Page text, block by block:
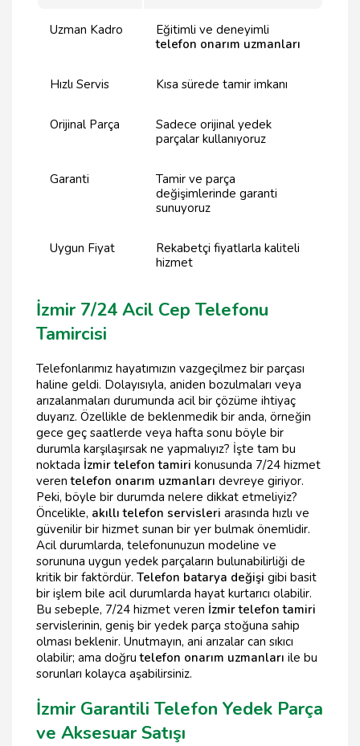
Uzman Kadro
Eğitimli ve deneyimli
telefon onarım uzmanları
Hızlı Servis Kısa sürede tamir imkanı
Orijinal Parça
Sadece orijinal yedek
parçalar kullanıyoruz
Garanti
Tamir ve parça
değişimlerinde garanti
sunuyoruz
Uygun Fiyat
Rekabetçi fiyatlarla kaliteli
hizmet
İzmir 7/24 Acil Cep Telefonu
Tamircisi
Telefonlarımız hayatımızın vazgeçilmez bir parçası
haline geldi. Dolayısıyla, aniden bozulmaları veya
arızalanmaları durumunda acil bir çözüme ihtiyaç
duyarız. Özellikle de beklenmedik bir anda, örneğin
gece geç saatlerde veya hafta sonu böyle bir
durumla karşılaşırsak ne yapmalıyız? İşte tam bu
noktada İzmir telefon tamiri konusunda 7/24 hizmet
verentelefon onarım uzmanları devreye giriyor.
Peki, böyle bir durumda nelere dikkat etmeliyiz?
Öncelikle, akıllı telefon servisleri arasında hızlı ve
güvenilir bir hizmet sunan bir yer bulmak önemlidir.
Acil durumlarda, telefonunuzun modeline ve
sorununa uygun yedek parçaların bulunabilirliği de
kritik bir faktördür. Telefon batarya değişi gibi basit
bir işlem bile acil durumlarda hayat kurtarıcı olabilir.
Bu sebeple, 7/24 hizmet veren İzmir telefon tamiri
servislerinin, geniş bir yedek parça stoğuna sahip
olması beklenir. Unutmayın, ani arızalar can sıkıcı
olabilir; ama doğrutelefon onarım uzmanları ile bu
sorunları kolayca aşabilirsiniz.
İzmir Garantili Telefon Yedek Parça
ve Aksesuar Satışı